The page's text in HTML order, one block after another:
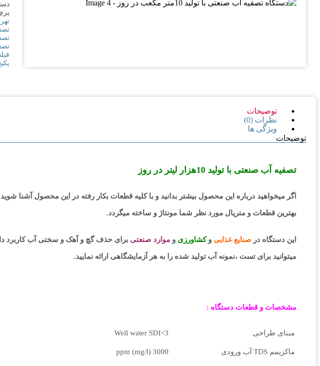
توضیحات
نظرات (0)
ویژگی ها
توضیحات
تصفیه آب صنعتی با تولید 10هزار لیتر در روز
اگر میخواهید درباره این محصول بیشتر بدانید و با کلیه قطعات بکار رفته در این محصول آشنا
بهترین قطعات و متریال مورد نظر شما مونتاژ و ساخته میگردد.
این دستگاه در صنایع غذایی وکشاورزی و موارد صنعتی برای حذف گچ و آهک و سختی آب کاربرد
میتوانید برای تست ،نمونه آب تولید شده را به هر آزمایشگاهی ارائه نمایید.
مشخصات و قطعات دستگاه :
مبنای طراحی Well water SDI<3
ماکزیمم TDS آب ورودی 3000 ppm (mg/l)